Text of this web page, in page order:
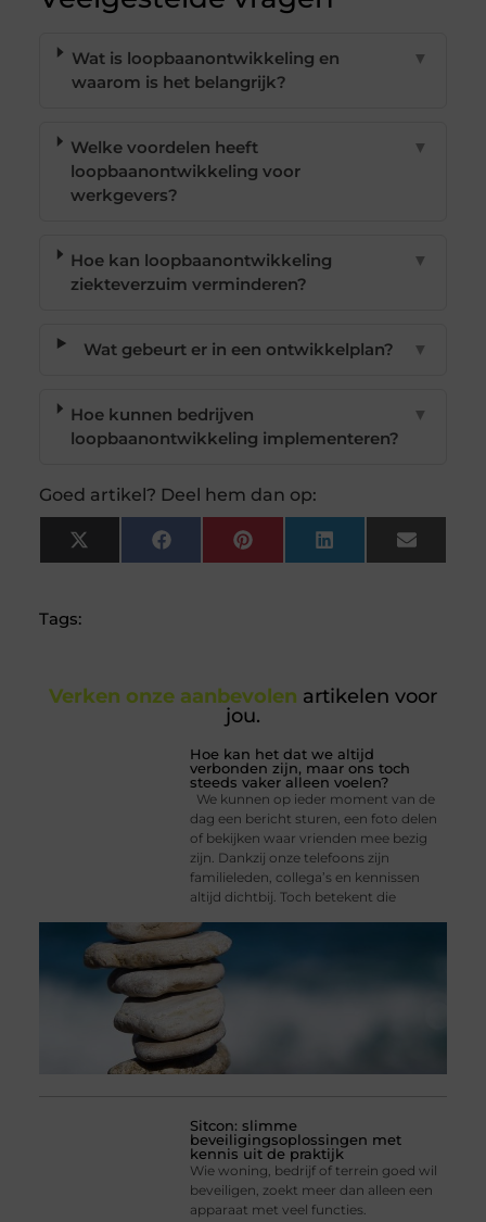
Wat is loopbaanontwikkeling en
waarom is het belangrijk?
▼
Welke voordelen heeft
loopbaanontwikkeling voor
werkgevers?
▼
Hoe kan loopbaanontwikkeling
ziekteverzuim verminderen?
▼
Wat gebeurt er in een ontwikkelplan? ▼
Hoe kunnen bedrijven
loopbaanontwikkeling implementeren?
▼
Goed artikel? Deel hem dan op:
X
(Twitter)
FacebookPinterest LinkedIn Email
Tags:
Verken onze aanbevolen artikelen voor
jou.
Hoe kan het dat we altijd
verbonden zijn, maar ons toch
steeds vaker alleen voelen?
We kunnen op ieder moment van de
dag een bericht sturen, een foto delen
of bekijken waar vrienden mee bezig
zijn. Dankzij onze telefoons zijn
familieleden, collega’s en kennissen
altijd dichtbij. Toch betekent die
Sitcon: slimme
beveiligingsoplossingen met
kennis uit de praktijk
Wie woning, bedrijf of terrein goed wil
beveiligen, zoekt meer dan alleen een
apparaat met veel functies.